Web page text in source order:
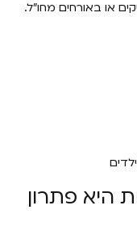
או באורחים מחו"ל.
היא פתרון